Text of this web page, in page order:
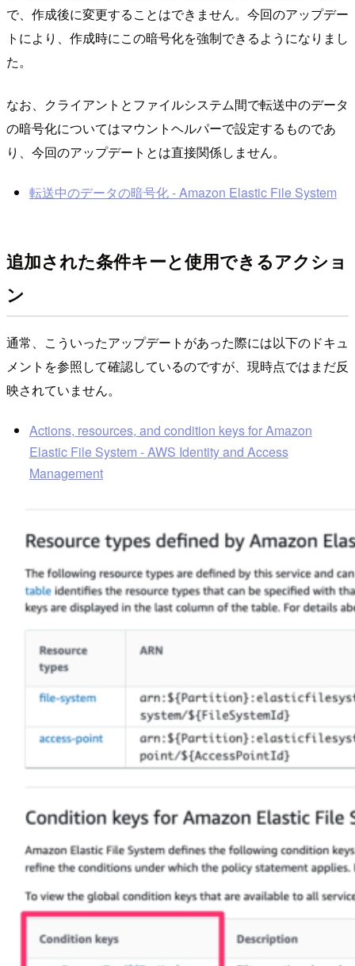
で、作成後に変更することはできません。今回のアップデー
トにより、作成時にこの暗号化を強制できるようになりまし
た。
なお、クライアントとファイルシステム間で転送中のデータ
の暗号化についてはマウントヘルパーで設定するものであ
り、今回のアップデートとは直接関係しません。
転送中のデータの暗号化 - Amazon Elastic File System
追加された条件キーと使用できるアクショ
ン
通常、こういったアップデートがあった際には以下のドキュ
メントを参照して確認しているのですが、現時点ではまだ反
映されていません。
Actions, resources, and condition keys for Amazon
Elastic File System - AWS Identity and Access
Management